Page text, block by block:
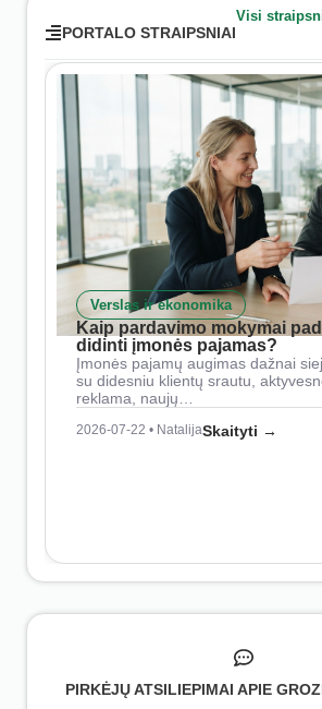
PORTALO STRAIPSNIAI
Visi
Verslas ir ekonomika
Kaip pardavimo mokymai
didinti įmonės pajamas?
Įmonės pajamų augimas dažnai
su didesniu klientų srautu,
reklama, naujų…
2026-07-22 • NatalijaSkaityti →
PIRKĖJŲ ATSILIEPIMAI APIE